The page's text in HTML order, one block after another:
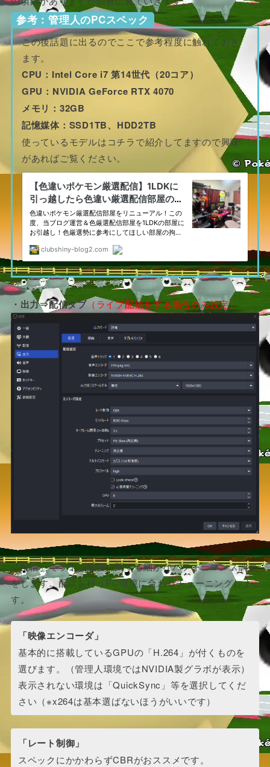
参考：管理人のPCスペック
この後話題に出るのでここで参考程度に触れておき
ます。
CPU：Intel Core i7 第14世代（20コア）
GPU：NVIDIA GeForce RTX 4070
メモリ：32GB
記憶媒体：SSD1TB、HDD2TB
使っているモデルはコチラで紹介してますので興味
があればご覧ください。
・出力⇒配信タブ（ライブ配信をする場合のみ設定）
「配信」でライブ配信に関する細かなパフォーマンス調整
をします。配信を行うPC環境に合わせチューニングしま
す。
「映像エンコーダ」
基本的に搭載しているGPUの「H.264」が付くものを
選びます。（管理人環境ではNVIDIA製グラボが表示）
表示されない環境は「QuickSync」等を選択してくだ
さい（※x264は基本選ばないほうがいいです）
「レート制御」
スペックにかかわらずCBRがおススメです。